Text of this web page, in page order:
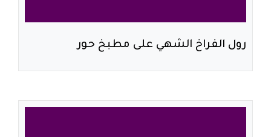
رول الفراخ الشهي على مطبخ حور